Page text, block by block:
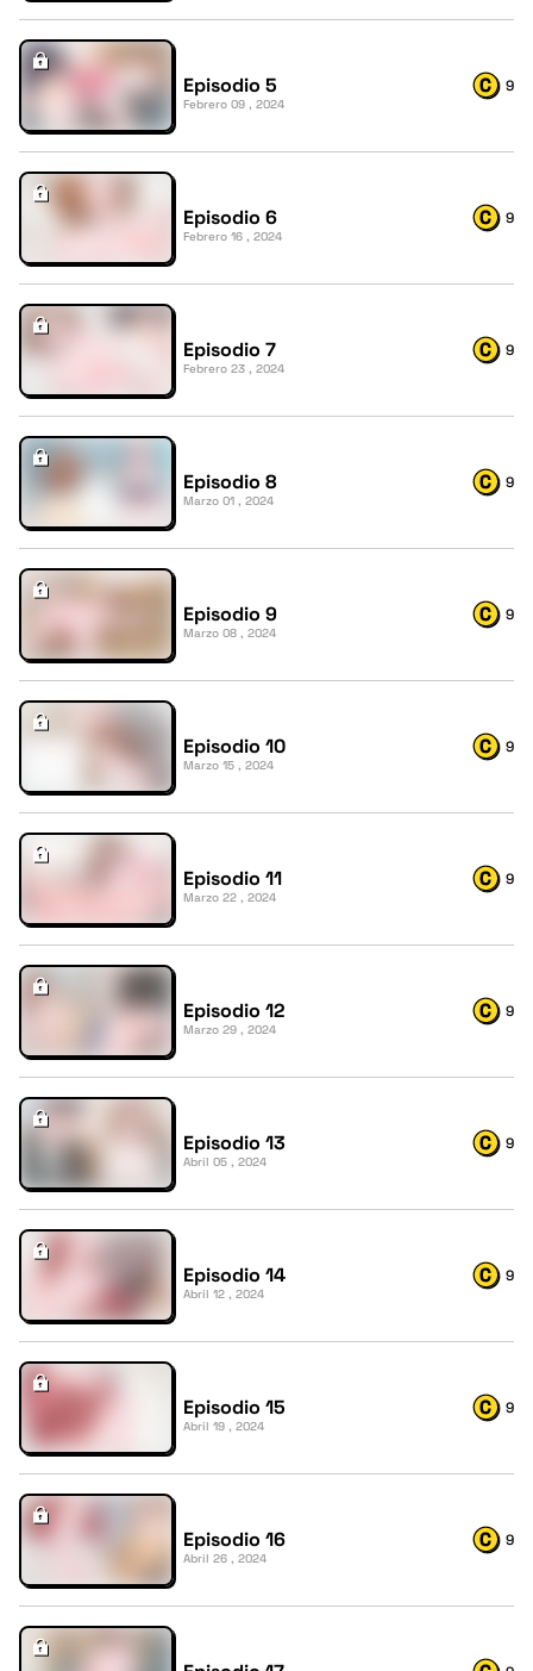
Episodio 5
Febrero 09 , 2024
9
Episodio 6
Febrero 16 , 2024
9
Episodio 7
Febrero 23 , 2024
9
Episodio 8
Marzo 01 , 2024
9
Episodio 9
Marzo 08 , 2024
9
Episodio 10
Marzo 15 , 2024
9
Episodio 11
Marzo 22 , 2024
9
Episodio 12
Marzo 29 , 2024
9
Episodio 13
Abril 05 , 2024
9
Episodio 14
Abril 12 , 2024
9
Episodio 15
Abril 19 , 2024
9
Episodio 16
Abril 26 , 2024
9